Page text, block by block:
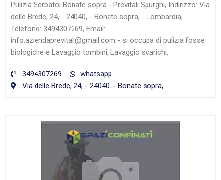
Pulizia Serbatoi Bonate sopra - Previtali Spurghi, Indirizzo: Via
delle Brede, 24, - 24040, - Bonate sopra, - Lombardia,
Telefono: 3494307269, Email:
info.aziendaprevitali@gmail.com - si occupa di pulizia fosse
biologiche e Lavaggio tombini, Lavaggio scarichi,
3494307269
whatsapp
Via delle Brede, 24, - 24040, - Bonate sopra,